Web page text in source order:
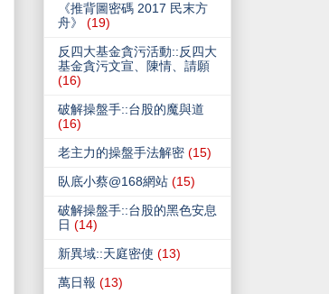
《推背圖密碼 2017 民末方
舟》
(19)
反四大基金貪污活動::反四大
基金貪污文宣、陳情、請願
(16)
破解操盤手::台股的魔與道
(16)
老主力的操盤手法解密 (15)
臥底小蔡@168網站 (15)
破解操盤手::台股的黑色安息
日 (14)
新異域::天庭密使 (13)
萬日報 (13)